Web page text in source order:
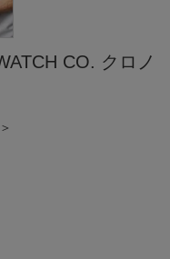
CO. クロノ